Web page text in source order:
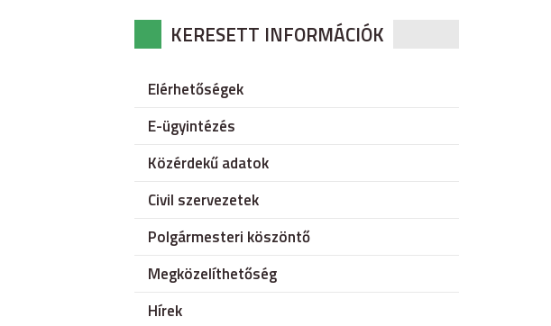
KERESETT INFORMÁCIÓK
Elérhetőségek
E-ügyintézés
Közérdekű adatok
Civil szervezetek
Polgármesteri köszöntő
Megközelíthetőség
Hírek